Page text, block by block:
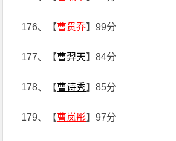
176、【曹贯乔】99分
177、【曹羿天】84分
178、【曹诗秀】85分
179、【曹岚彤】97分